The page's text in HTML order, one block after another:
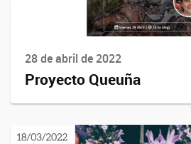
28 de abril de 2022
Proyecto Queuña